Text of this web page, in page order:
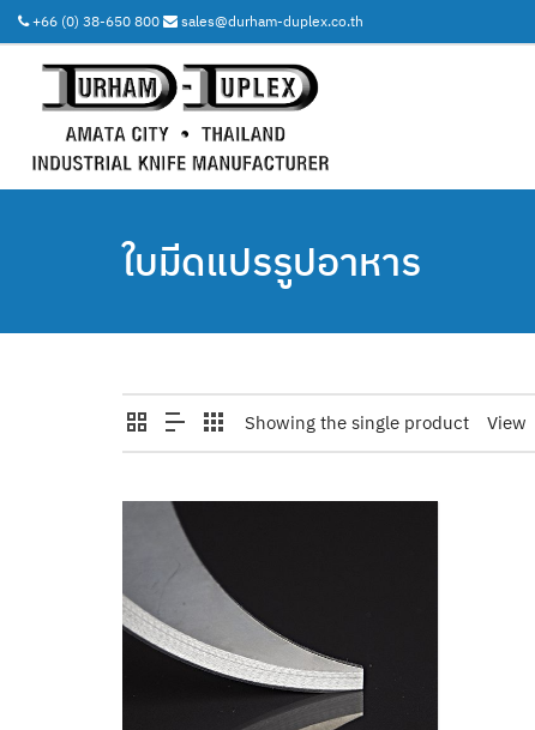
+66 (0) 38-650 800 sales@durham-duplex.co.th
ใบมีดแปรรูปอาหาร
Showing the single product View